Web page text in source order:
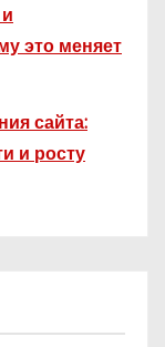
это меняет
сайта:
и росту